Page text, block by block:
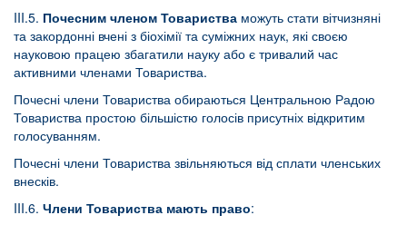
III.5. Почесним членом Товариства можуть стати вітчизняні
та закордонні вчені з біохімії та суміжних наук, які своєю
науковою працею збагатили науку або є тривалий час
активними членами Товариства.
Почесні члени Товариства обираються Центральною Радою
Товариства простою більшістю голосів присутніх відкритим
голосуванням.
Почесні члени Товариства звільняються від сплати членських
внесків.
III.6. Члени Товариства мають право: